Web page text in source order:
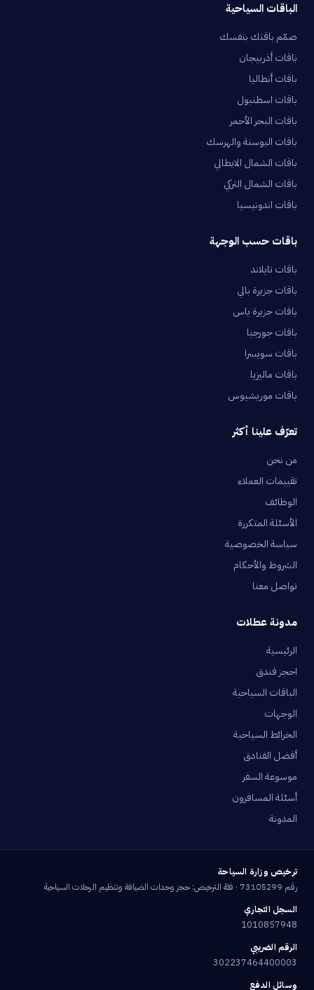
الباقات السياحية
صمّم باقتك بنفسك
باقات أذربيجان
باقات أنطاليا
باقات اسطنبول
باقات البحر الأحمر
باقات البوسنة والهرسك
باقات الشمال الايطالي
باقات الشمال التركي
باقات اندونيسيا
باقات حسب الوجهة
باقات تايلاند
باقات جزيرة بالي
باقات جزيرة ياس
باقات جورجيا
باقات سويسرا
باقات ماليزيا
باقات موريشيوس
تعرّف علينا أكثر
من نحن
تقييمات العملاء
الوظائف
الأسئلة المتكررة
سياسة الخصوصية
الشروط والأحكام
تواصل معنا
مدونة عطلات
الرئيسية
احجز فندق
الباقات السياحية
الوجهات
الخرائط السياحية
أفضل الفنادق
موسوعة السفر
أسئلة المسافرون
المدونة
ترخيص وزارة السياحة
رقم 73105299 · فئة الترخيص: حجز وحدات الضيافة وتنظيم الرحلات السياحية
السجل التجاري
1010857948
الرقم الضريبي
302237464400003
وسائل الدفع